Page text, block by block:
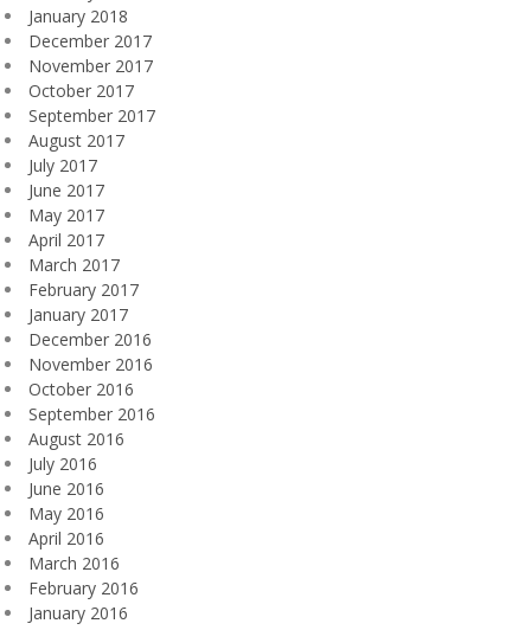
January 2018
December 2017
November 2017
October 2017
September 2017
August 2017
July 2017
June 2017
May 2017
April 2017
March 2017
February 2017
January 2017
December 2016
November 2016
October 2016
September 2016
August 2016
July 2016
June 2016
May 2016
April 2016
March 2016
February 2016
January 2016